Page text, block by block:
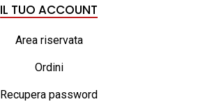
IL TUO ACCOUNT
Area riservata
Ordini
Recupera password